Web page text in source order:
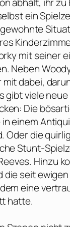
abhält, ihr zu
ein
mit seiner
Neben
mit dabei,
gibt viele neue
Die
in einem
Oder die
Stunt-
. Hinzu
seit
eine
hatte.